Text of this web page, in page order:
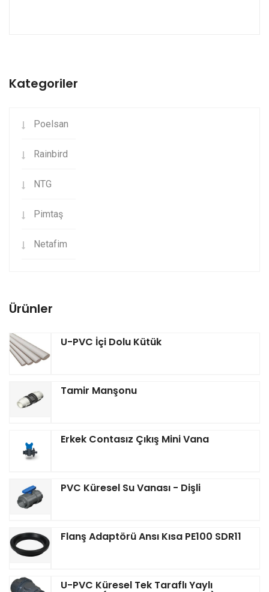
Kategoriler
Poelsan
Rainbird
NTG
Pimtaş
Netafim
Ürünler
U-PVC İçi Dolu Kütük
Tamir Manşonu
Erkek Contasız Çıkış Mini Vana
PVC Küresel Su Vanası - Dişli
Flanş Adaptörü Ansı Kısa PE100 SDR11
U-PVC Küresel Tek Taraflı Yaylı